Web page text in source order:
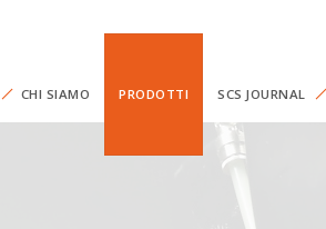
CHI SIAMO PRODOTTI SCS JOURNAL